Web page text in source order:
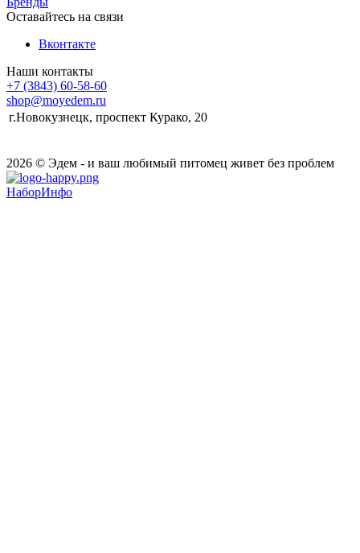
Оставайтесь на связи
Вконтакте
Наши контакты
+7 (3843) 60-58-60
shop@moyedem.ru
г.Новокузнецк, проспект Курако, 20
2026 © Эдем - и ваш любимый питомец живет без проблем
НаборИнфо